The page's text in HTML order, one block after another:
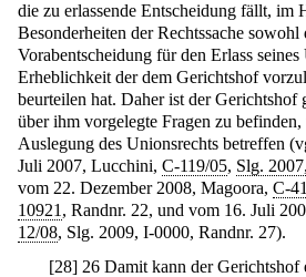
die zu erlassende Entscheidung fällt, im
Besonderheiten der Rechtssache
Vorabentscheidung für den Erlass
Erheblichkeit der dem Gerichtshof
beurteilen hat. Daher ist der Gerichtshof
über ihm vorgelegte Fragen zu
Auslegung des Unionsrechts betreffen
Juli 2007, Lucchini, C-119/05, Slg.
vom 22. Dezember 2008, Magoora, C-
10921 , Randnr. 22, und vom 16. Juli
12/08, Slg. 2009, I-0000, Randnr. 27).
[28] 26 Damit kann der Gerichtshof